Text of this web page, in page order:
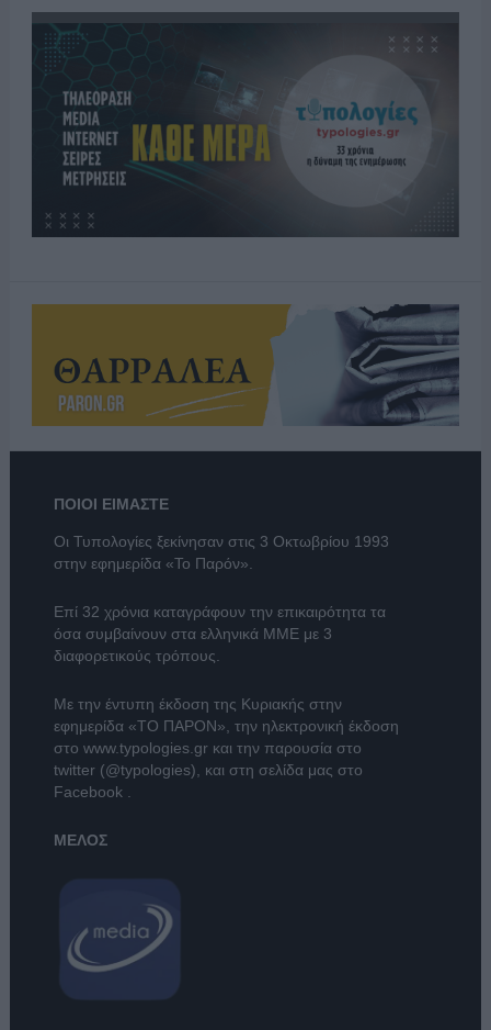
ΠΟΙΟΙ ΕΙΜΑΣΤΕ
Οι Τυπολογίες ξεκίνησαν στις 3 Οκτωβρίου 1993
στην εφημερίδα «Το Παρόν».
Επί 32 χρόνια καταγράφουν την επικαιρότητα τα
όσα συμβαίνουν στα ελληνικά ΜΜΕ με 3
διαφορετικούς τρόπους.
Με την έντυπη έκδοση της Κυριακής στην
εφημερίδα «ΤΟ ΠΑΡΟΝ» , την ηλεκτρονική έκδοση
στο www.typologies.grκαι την παρουσία στο
twitter (@typologies) , και στη σελίδα μας στο
Facebook
ΜΕΛΟΣ